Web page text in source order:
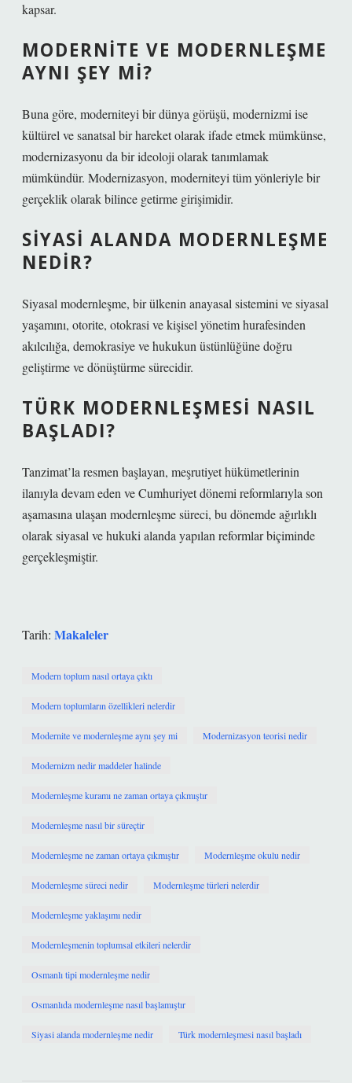
kapsar.
MODERNITE VE MODERNLEŞME
AYNI ŞEY MI?
Buna göre, moderniteyi bir dünya görüşü, modernizmi ise
kültürel ve sanatsal bir hareket olarak ifade etmek mümkünse,
modernizasyonu da bir ideoloji olarak tanımlamak
mümkündür. Modernizasyon, moderniteyi tüm yönleriyle bir
gerçeklik olarak bilince getirme girişimidir.
SIYASI ALANDA MODERNLEŞME
NEDIR?
Siyasal modernleşme, bir ülkenin anayasal sistemini ve siyasal
yaşamını, otorite, otokrasi ve kişisel yönetim hurafesinden
akılcılığa, demokrasiye ve hukukun üstünlüğüne doğru
geliştirme ve dönüştürme sürecidir.
TÜRK MODERNLEŞMESI NASIL
BAŞLADI?
Tanzimat’la resmen başlayan, meşrutiyet hükümetlerinin
ilanıyla devam eden ve Cumhuriyet dönemi reformlarıyla son
aşamasına ulaşan modernleşme süreci, bu dönemde ağırlıklı
olarak siyasal ve hukuki alanda yapılan reformlar biçiminde
gerçekleşmiştir.
Tarih: Makaleler
Modern toplum nasıl ortaya çıktı
Modern toplumların özellikleri nelerdir
Modernite ve modernleşme aynı şey mi Modernizasyon teorisi nedir
Modernizm nedir maddeler halinde
Modernleşme kuramı ne zaman ortaya çıkmıştır
Modernleşme nasıl bir süreçtir
Modernleşme ne zaman ortaya çıkmıştır Modernleşme okulu nedir
Modernleşme süreci nedir Modernleşme türleri nelerdir
Modernleşme yaklaşımı nedir
Modernleşmenin toplumsal etkileri nelerdir
Osmanlı tipi modernleşme nedir
Osmanlıda modernleşme nasıl başlamıştır
Siyasi alanda modernleşme nedir Türk modernleşmesi nasıl başladı